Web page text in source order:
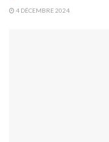
4 DÉCEMBRE 2024